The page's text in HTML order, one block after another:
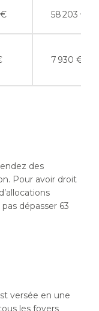
58 203 €
7 930 €
des
Pour avoir droit
dépasser 63
versée en une
les foyers